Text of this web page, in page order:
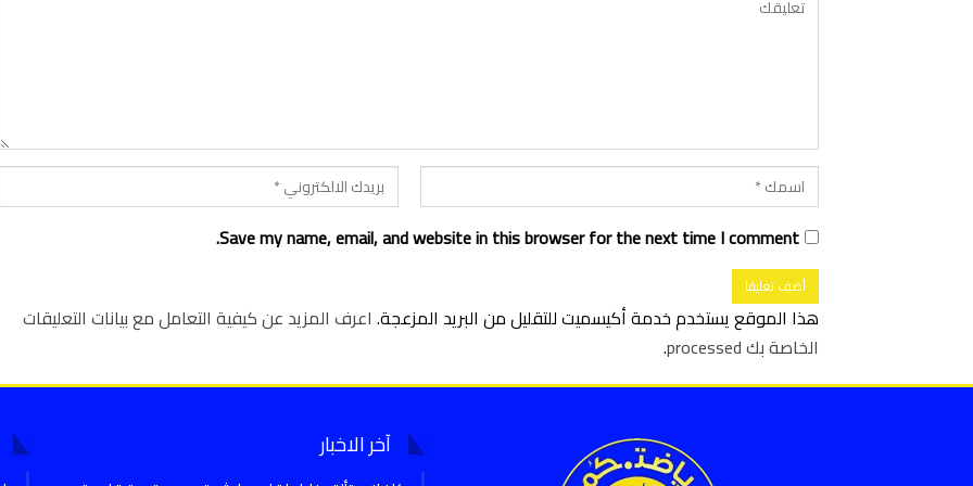
Save my name, email, and website in this browser for the next time I comment.
هذا الموقع يستخدم خدمة أكيسميت للتقليل من البريد المزعجة. اعرف المزيد عن كيفية التعامل مع بيانات التعليقات
الخاصة بك processed
.
آخر الاخبار